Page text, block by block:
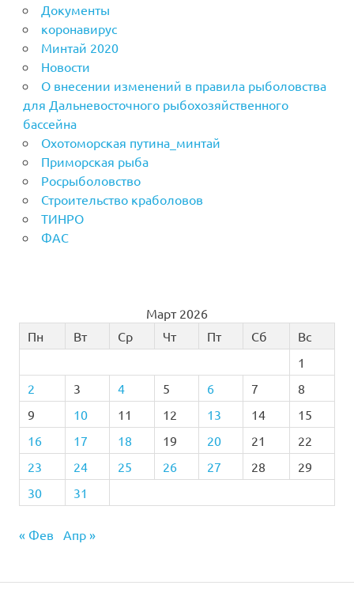
Документы
коронавирус
Минтай 2020
Новости
О внесении изменений в правила рыболовства
для Дальневосточного рыбохозяйственного
бассейна
Охотоморская путина_минтай
Приморская рыба
Росрыболовство
Строительство краболовов
ТИНРО
ФАС
Март 2026
Пн
Вт Ср Чт Пт Сб
Вс
1
2
3 4 5 6 7
8
9
10 11 12 13 14
15
16
17 18 19 20 21
22
23
24 25 26 27 28
29
30
31
« Фев Апр »